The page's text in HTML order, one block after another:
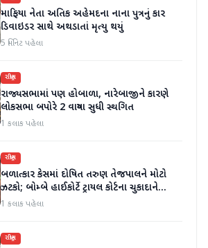
માફિયા નેતા અતિક અહેમદના નાના પુત્રનું કાર
ડિવાઇડર સાથે અથડાતાં મૃત્યુ થયું
5 મિનિટ પહેલા
રાષ્ટ્રીય
રાજ્યસભામાં પણ હોબાળા, નારેબાજીને કારણે
લોકસભા બપોરે 2 વાગ્યા સુધી સ્થગિત
1 કલાક પહેલા
રાષ્ટ્રીય
બળાત્કાર કેસમાં દોષિત તરુણ તેજપાલને મોટો
ઝટકો; બોમ્બે હાઈકોર્ટે ટ્રાયલ કોર્ટના ચુકાદાને
ઉલટાવી દીધો
1 કલાક પહેલા
રાષ્ટ્રીય